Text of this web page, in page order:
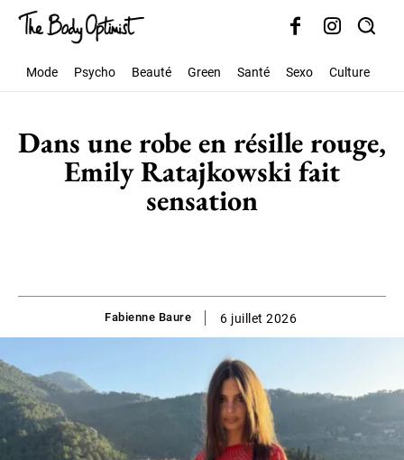
Mode Psycho Beauté Green Santé Sexo Culture
Dans une robe en résille rouge,
Emily Ratajkowski fait
sensation
Fabienne Baure 6 juillet 2026